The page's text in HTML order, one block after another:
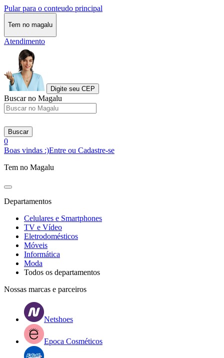
Pular para o conteudo principal
Tem no magalu
Atendimento
Digite seu CEP
Buscar no Magalu
Buscar
0
Boas vindas :)Entre ou Cadastre-se
Tem no Magalu
Departamentos
Celulares e Smartphones
TV e Vídeo
Eletrodomésticos
Móveis
Informática
Moda
Todos os departamentos
Nossas marcas e parceiros
Netshoes
Epoca Cosméticos